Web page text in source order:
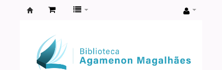
Agamenon
Magalhães